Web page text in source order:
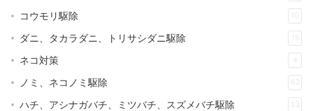
コウモリ駆除 10
ダニ、タカラダニ、トリサシダニ駆除 15
ネコ対策 4
ノミ、ネコノミ駆除 62
ハチ、アシナガバチ、ミツバチ、スズメバチ駆除 33